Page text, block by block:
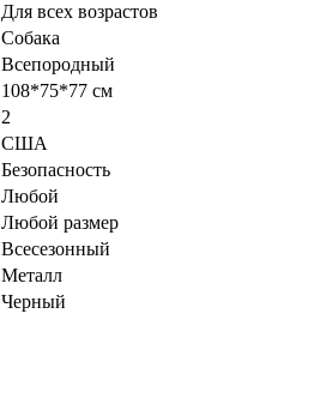
Для всех возрастов
Собака
Всепородный
108*75*77 см
2
США
Безопасность
Любой
Любой размер
Всесезонный
Металл
Черный